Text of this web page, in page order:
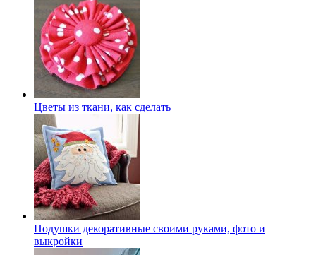
Цветы из ткани, как сделать
Подушки декоративные своими руками, фото и
выкройки